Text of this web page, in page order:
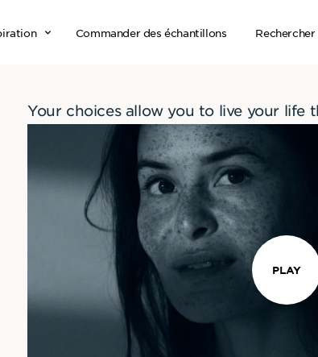
Your choices allow you to live your life
PLAY
Commander des échantillons